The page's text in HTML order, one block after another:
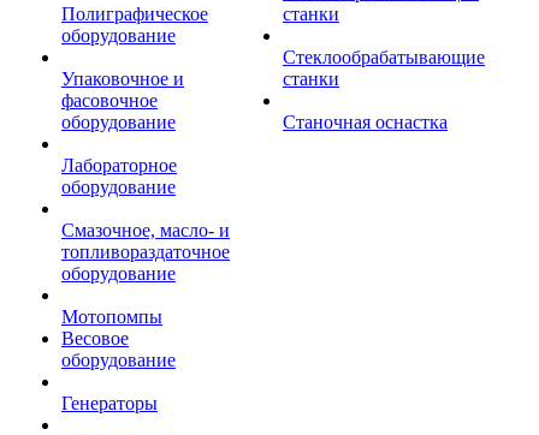
Полиграфическое
оборудование
Упаковочное и
фасовочное
оборудование
Лабораторное
оборудование
Смазочное, масло- и
топливораздаточное
оборудование
Мотопомпы
Весовое
оборудование
Генераторы
станки
Стеклообрабатывающие
станки
Станочная оснастка